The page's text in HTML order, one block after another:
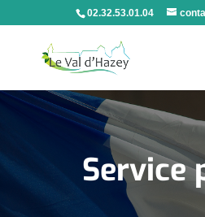
02.32.53.01.04
Service